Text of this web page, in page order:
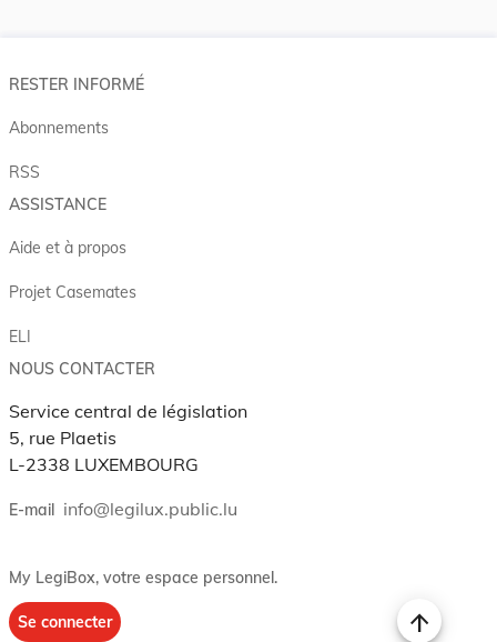
RESTER INFORMÉ
Abonnements
RSS
ASSISTANCE
Aide et à propos
Projet Casemates
ELI
NOUS CONTACTER
Service central de législation
5, rue Plaetis
L-2338 LUXEMBOURG
E-mail info@legilux.public.lu
My LegiBox, votre espace personnel.
Se connecter